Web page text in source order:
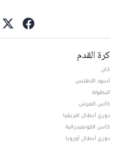
كرة القدم
كان
أسود الأطلس
البطولة
كأس العرش
دوري أبطال افريقيا
كأس الكونفيدرالية
دوري أبطال أوروبا